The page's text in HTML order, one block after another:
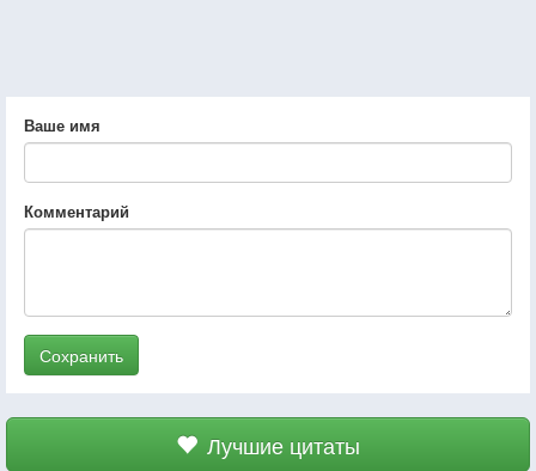
Ваше имя
Комментарий
Сохранить
Лучшие цитаты